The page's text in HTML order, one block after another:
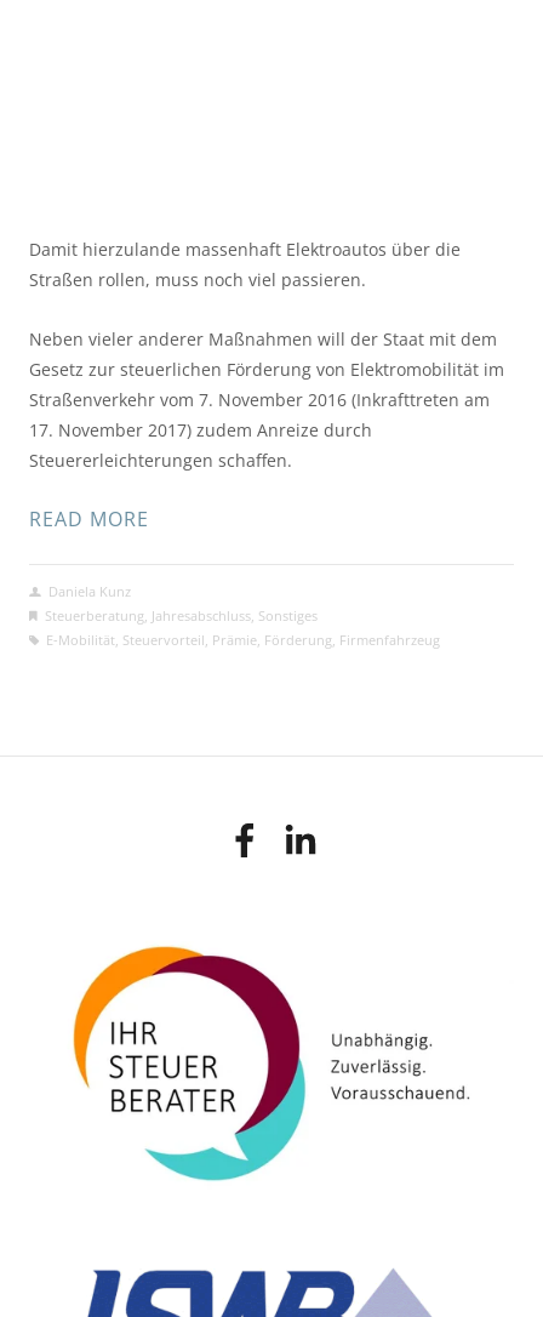
Damit hierzulande massenhaft Elektroautos über die
Straßen rollen, muss noch viel passieren.
Neben vieler anderer Maßnahmen will der Staat mit dem
Gesetz zur steuerlichen Förderung von Elektromobilität im
Straßenverkehr vom 7. November 2016 (Inkrafttreten am
17. November 2017) zudem Anreize durch
Steuererleichterungen schaffen.
READ MORE
Daniela Kunz
Steuerberatung Jahresabschluss, Sonstiges
E-Mobilität Steuervorteil Prämie, Förderung Firmenfahrzeug